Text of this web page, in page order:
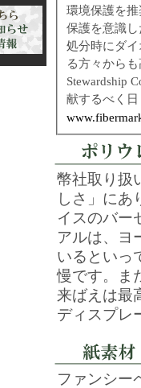
環境保護を
保護を意識
処分時にダ
る方々から
Stewardship
献するべく
幣社取り扱
しさ」にあ
イスのバー
アルは、ヨ
いるといっ
慢です。ま
来ばえは最
ディスプレ
ファンシー